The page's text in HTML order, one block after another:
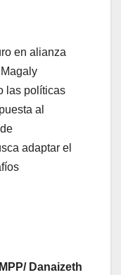
en alianza
las políticas
al
adaptar el
Danaizeth